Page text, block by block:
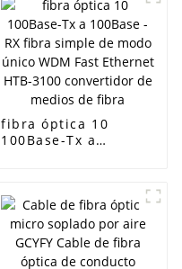
fibra óptica 10
100Base-Tx a
Ethernet HTB-3100
convertidor de
medios de fibra